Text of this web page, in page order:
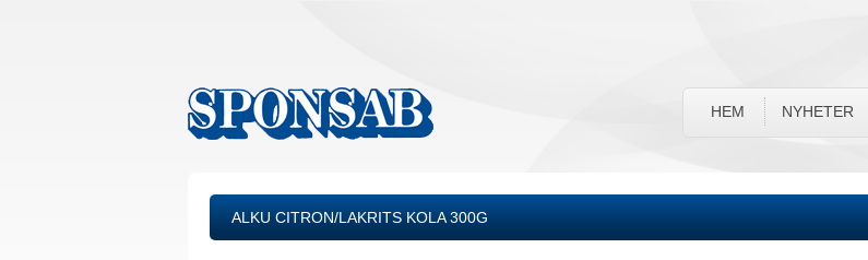
HEM NYHETER
ALKU CITRON/LAKRITS KOLA 300G